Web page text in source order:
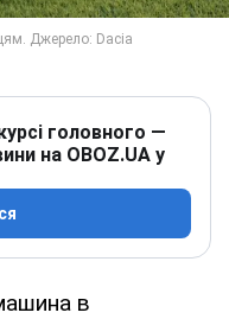
головного —
на OBOZ.UA у
в